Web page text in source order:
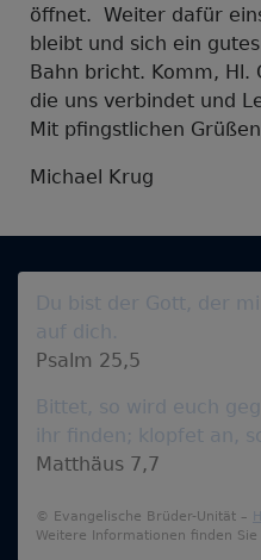
öffnet. Weiter dafür
bleibt und sich ein
Bahn bricht. Komm, Hl.
die uns verbindet und
Mit pfingstlichen
Michael Krug
Du bist der Gott, der
auf dich.
Psalm 25,5
Bittet, so wird euch
ihr finden; klopfet an,
Matthäus 7,7
© Evangelische Brüder-Unität –
Weitere Informationen finden Sie